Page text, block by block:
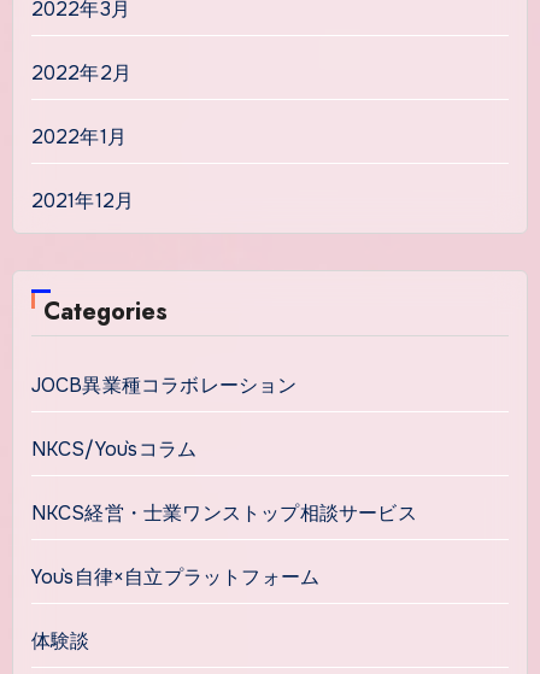
2022年3月
2022年2月
2022年1月
2021年12月
Categories
JOCB異業種コラボレーション
NKCS/You`sコラム
NKCS経営・士業ワンストップ相談サービス
You`s自律×自立プラットフォーム
体験談